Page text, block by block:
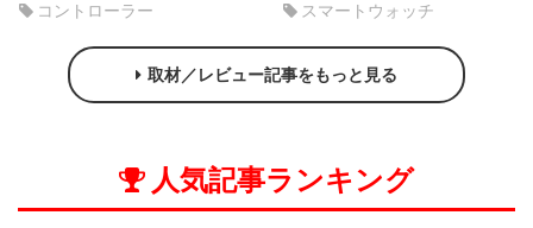
コントローラー スマートウォッチ
取材／レビュー記事をもっと見る
人気記事ランキング